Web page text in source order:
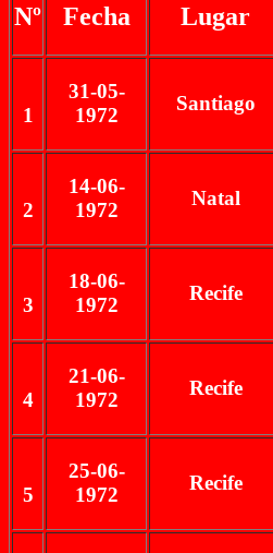
Nº Fecha Lugar
1
31-05-
1972
Santiago
2
14-06-
1972
Natal
3
18-06-
1972
Recife
4
21-06-
1972
Recife
5
25-06-
1972
Recife